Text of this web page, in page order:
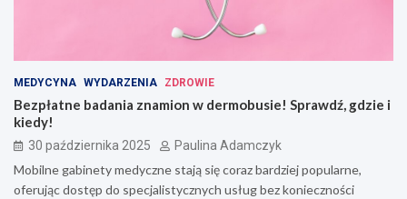
MEDYCYNA WYDARZENIA ZDROWIE
Bezpłatne badania znamion w dermobusie! Sprawdź, gdzie i
kiedy!
30 października 2025 Paulina Adamczyk
Mobilne gabinety medyczne stają się coraz bardziej popularne,
oferując dostęp do specjalistycznych usług bez konieczności